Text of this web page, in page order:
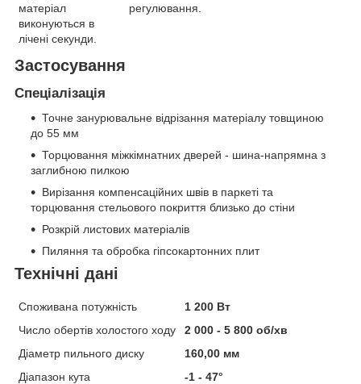
матеріал
виконуються в
лічені секунди.
регулювання.
Застосування
Спеціалізація
Точне занурювальне відрізання матеріалу товщиною
до 55 мм
Торцювання міжкімнатних дверей - шина-напрямна з
заглибною пилкою
Вирізання компенсаційних швів в паркеті та
торцювання стельового покриття близько до стіни
Розкрій листових матеріалів
Пиляння та обробка гіпсокартонних плит
Технічні дані
Споживана потужність
1 200 Вт
Число обертів холостого ходу
2 000 - 5 800 об/хв
Діаметр пильного диску
160,00 мм
Діапазон кута
-1 - 47°